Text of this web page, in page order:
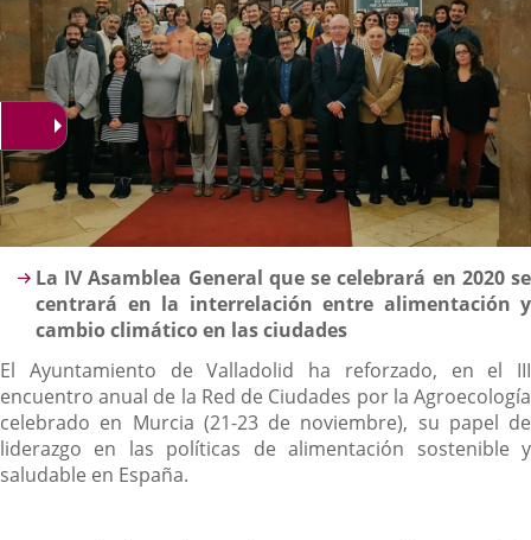
Descripción
La IV Asamblea General que se celebrará en 2020 se
centrará en la interrelación entre alimentación y
cambio climático en las ciudades
El Ayuntamiento de Valladolid ha reforzado, en el III
encuentro anual de la Red de Ciudades por la Agroecología
celebrado en Murcia (21-23 de noviembre), su papel de
liderazgo en las políticas de alimentación sostenible y
saludable en España.